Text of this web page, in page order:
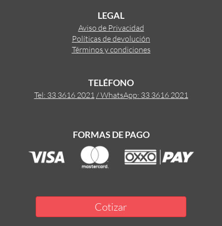
LEGAL
Aviso de Privacidad
Políticas de devolución
Términos y condiciones
TELÉFONO
Tel: 33 3616 2021 / WhatsApp: 33 3616 2021
FORMAS DE PAGO
Cotizar